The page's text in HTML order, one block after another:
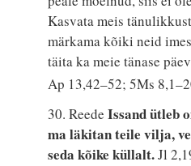
Kasvata meis
märkama kõiki neid
täita ka meie tänase
Ap 13,42–52; 5Ms
30. ReedeIssand ütleb
ma läkitan teile vilja,
seda kõike küllalt.Jl